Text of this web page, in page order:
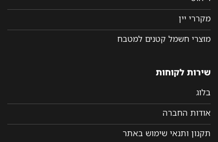
מקררי יין
מוצרי חשמל קטנים למטבח
שירות לקוחות
בלוג
אודות החברה
תקנון ותנאי שימוש באתר